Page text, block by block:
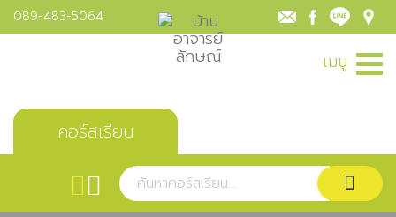
089-483-5064
เมนู
คอร์สเรียน